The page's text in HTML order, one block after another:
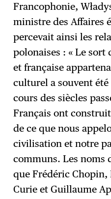
Francophonie,
ministre des Affaires
percevait ainsi les
polonaises : « Le sort
et française
culturel a souvent
cours des siècles
Français ont
de ce que nous
civilisation et notre
communs. Les noms
que Frédéric Chopin,
Curie et Guillaume